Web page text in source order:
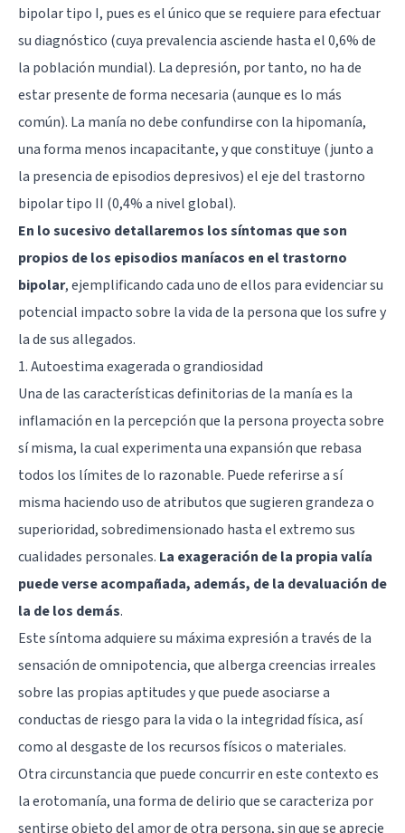
bipolar tipo I, pues es el único que se requiere para efectuar
su diagnóstico (cuya prevalencia asciende hasta el 0,6% de
la población mundial). Ladepresión, por tanto, no ha de
estar presente de forma necesaria (aunque es lo más
común). La manía no debe confundirse con la hipomanía,
una forma menos incapacitante, y que constituye (junto a
la presencia de episodios depresivos) el eje del trastorno
bipolar tipo II (0,4% a nivel global).
En lo sucesivo detallaremos los síntomas que son
propios de los episodios maníacos en el trastorno
bipolar, ejemplificando cada uno de ellos para evidenciar su
potencial impacto sobre la vida de la persona que los sufre y
la de sus allegados.
1. Autoestima exagerada o grandiosidad
Una de las características definitorias de la manía es la
inflamación en la percepción que la persona proyecta sobre
sí misma, la cual experimenta una expansión que rebasa
todos los límites de lo razonable. Puede referirse a sí
misma haciendo uso de atributos que sugieren grandeza o
superioridad, sobredimensionado hasta el extremo sus
cualidades personales. La exageración de la propia valía
puede verse acompañada, además, de la devaluación de
la de los demás.
Este síntoma adquiere su máxima expresión a través de la
sensación de omnipotencia, que alberga creencias irreales
sobre las propias aptitudes y que puede asociarse a
conductas de riesgo para la vida o la integridad física, así
como al desgaste de los recursos físicos o materiales.
Otra circunstancia que puede concurrir en este contexto es
la erotomanía, una forma de delirio que se caracteriza por
sentirse objeto del amor de otra persona, sin que se aprecie